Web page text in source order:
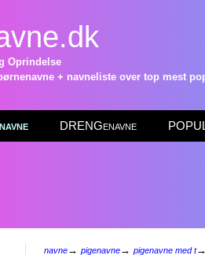
Oprindelse
+ navneliste over top mest
DRENGenavne
navne→ pigenavne→ pigenavne med t→